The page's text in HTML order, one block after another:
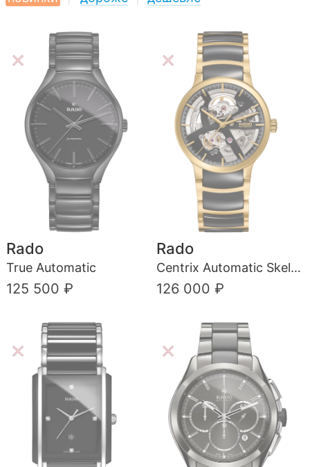
Rado
True Automatic
125 500 ₽
Rado
Centrix Automatic Skeleton
126 000 ₽